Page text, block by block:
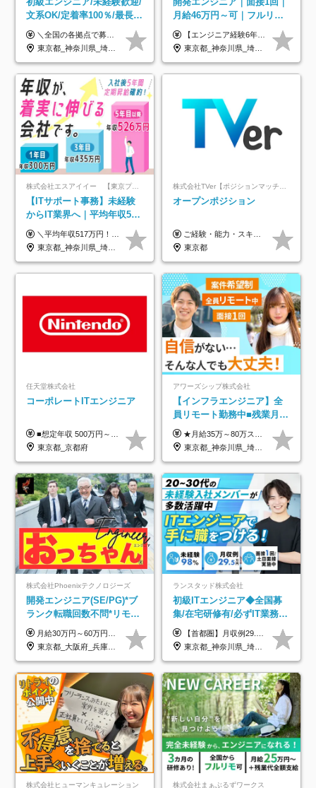
文系OK/定着率100％/最長1
年の自社ITスクール研修あ
り/年休130日
＼全国の各拠点で募集中！／ 給与は以下の通り、勤務地により異なります。 札幌：月給23万円～27万円 仙台：月給22万円～26万円 新潟：月給22万円～26万円 東京：月給26万円～30万円 大阪：月給24万円～29万円 福岡：月給23.5万円～27万円 沖縄：月給21万円～26万円 ◎給与は知識や経験を考慮して決定します。 ◎残業は別途全額支給します。 ◎試用期間12カ月あり（給与は以下の通りです。その他条件に変更はありません） （試用期間の給与） 札幌：月給18.6万円～ 仙台：月給19万円～ 新潟：月給18万円～ 東京：月給22万円～ 大阪：月給20.8万円～ 福岡：月給19万円～ 沖縄：月給18万円～
東京都_神奈川県_埼玉県_千葉県_大阪府_愛知県_北海道_青森県_岩手県_宮城県_秋田県_山形県_福島県_茨城県_栃木県_群馬県_新潟県_山梨県_長野県_富山県_石川県_福井県_静岡県_岐阜県_三重県_兵庫県_京都府_滋賀県_奈良県_和歌山県_広島県_岡山県_鳥取県_島根県_山口県_徳島県_香川県_愛媛県_高知県_福岡県_熊本県_佐賀県_長崎県_大分県_宮崎県_鹿児島県_沖縄県
月給46万円～可｜フルリモ
ートも可｜案件選択制｜定
着率96％以上｜副業OK｜住
宅手当
【エンジニア経験6年以上の方】 月給46万円～100万円（固定残業代含む） ※上記月給には月30時間分の固定残業代（月8万7,400円～月19万円）を含む。超過分は全額支給。 【エンジニア経験4年以上の方】 月給42万円～100万円（固定残業代含む） ※上記月給には月30時間分の固定残業代（月7万9,800円～月19万円）を含む。超過分は全額支給。 【エンジニア経験4年未満の方】 月給38万円～100万円（固定残業代含む） ※上記月給には月30時間分の固定残業代（月7万2,200円～月19万円）を含む。超過分は全額支給。 ※経験、スキル、前職給与などを踏まえて決定。 ◆ルトラの給与制度のポイント！◆ ・社員の95%が入社時に年収UP！最高で300万円UPの実績も ・平均還元率86.3%（交通費・住宅手当・会社負担分の社保も含む） ・人柄やポテンシャルを評価し、スキル以上の希望年収を提示することも ・退職金制度やリファラル手当（平均50万円）あり
東京都_神奈川県_埼玉県_千葉県_大阪府_愛知県_北海道_青森県_岩手県_宮城県_秋田県_山形県_福島県_茨城県_栃木県_群馬県_新潟県_山梨県_長野県_富山県_石川県_福井県_静岡県_岐阜県_三重県_兵庫県_京都府_滋賀県_奈良県_和歌山県_広島県_岡山県_鳥取県_島根県_山口県_徳島県_香川県_愛媛県_高知県_福岡県_熊本県_佐賀県_長崎県_大分県_宮崎県_鹿児島県_沖縄県
株式会社エスアイイー 【東京プロマーケット上場】
【ITサポート事務】未経験
からIT業界へ｜平均年収517
万円｜ホワイト企業認定｜
年休134日｜リモートOK
＼平均年収517万円！入社5年目まで毎年必ず昇給／ ■賞与年3回 ■年収800万円以上も可 ■入社3年以上の平均年収469.2万円 月給23万2000円以上＋賞与年3回＋各種手当 ☆入社5年目まで最大1万5000円の定期昇給を確約 ┃各種手当充実 ・規定の資格を取得すれば、2000円～5万円を毎月支給（2万4000円～60万円／年） ・研修中に取得した取得率95％の資格でも研修後の給料UP ※月給は年齢・経験・能力を考慮して、優遇いたします ※上記月給金額は固定残業代（20時間/3万1300円円以上）を含み、超過分は別途支給いたします ※試用期間（6ヶ月）は月給に変動はありますが、その他待遇に差異はありません ├入社後1ヶ月～3ヶ月間は、月給20万1900円となります └上記金額は固定残業代（10時間／1万6000円）を含み、超過分は別途支給いたします
東京都_神奈川県_埼玉県_千葉県_大阪府_愛知県_北海道_青森県_岩手県_宮城県_秋田県_山形県_福島県_茨城県_栃木県_群馬県_新潟県_山梨県_長野県_富山県_石川県_福井県_静岡県_岐阜県_三重県_兵庫県_京都府_滋賀県_奈良県_和歌山県_広島県_岡山県_鳥取県_島根県_山口県_徳島県_香川県_愛媛県_高知県_福岡県_熊本県_佐賀県_長崎県_大分県_宮崎県_鹿児島県_沖縄県
株式会社TVer【ポジションマッチ登録】
オープンポジション
ご経験・能力・スキル等により、当社基準にて優遇・相談のうえ決定いたします。
東京都
任天堂株式会社
コーポレートITエンジニア
■想定年収 500万円～900万円 月給制 月給278,000円～ ※残業が発生した場合、残業代を別途全額支給します ※試用期間2ヶ月あり(待遇や給与に差異はありません)
東京都_京都府
アワーズシップ株式会社
【インフラエンジニア】全
員リモート勤務中■残業月
3h■最大3ヶ月の連休あり■
年休126日■20～30代活躍
中！
★月給35万～80万スタートも可 【未経験の方】 ■月給26万～80万＋賞与年2回（年2ヶ月分） 【何かしらのインフラエンジニア経験をお持ちの方】 ■月給35万～80万＋賞与年2回（年2ヶ月分） ※スキル・経験などを考慮し決定します ※試用期間6ヶ月あり。期間中は契約社員となります。その他の待遇に差異はありません（試用期間終了後、昇給の可能性あり） ※上記金額には固定残業代（月30時間分／4万9600円～15万2600円）を含みます。超過分は別途支給いたします。 ＼頑張りはインセンティブで還元！／ クライアントに貢献度を評価され、当社のエンジニアが追加で案件に参画することになるなど、会社にとって利益になる行動はしっかり評価します。 会社の成長に貢献できていることを実感でき、「もっと頑張ろう」と思える体制づくりを整えています！
東京都_神奈川県_埼玉県_千葉県_大阪府
株式会社Phoenixテクノロジーズ
開発エンジニア(SE/PG)*ブ
ランク転職回数不問*リモー
ト案件多数*残業ほぼ0*通院
のための半休制度あり
月給30万円～60万円+住宅手当+職能手当+役職手当+決算賞与+報奨金 ※経験・能力を考慮し、優遇します ※給与には20時間分のみなし時間外手当(3万7000円以上)を含みます(超過時間分は別途追加支給) ※試用期間3～6ヵ月あり(その間の給与、待遇に差異なし) ※場合によって契約社員での採用の可能性あり(面接時に応相談)
東京都_大阪府_兵庫県_京都府_福岡県
ランスタッド株式会社
初級ITエンジニア◆全国募
集/在宅研修有/必ずIT業務配
属/月収例29.5万円/Web面接
1回/SE
【首都圏】月収例29.5万円（月給26万円＋諸手当） 【東海・関西】月収例28.5万円（月給25万円＋諸手当） 【九州】月収例26万円（月給23万円＋諸手当） ※経験・スキル・前職給与を踏まえ、総合的に判断して決定します。 例：首都圏 月収例31万円（月給27万円＋諸手当） ◆各種手当 ・通勤手当（上限4万円まで） ・残業代手当（1分単位で全額支給） ※固定残業代制は採用しておりません ・深夜勤務手当 ・資格取得支援（ランクに応じてお祝い金1万円～10万円を支給） ◆昇給：年1回 ◆補足 ・研修中1ヶ月間は、時給1670円となります。 ・試用期間6ヶ月あり。その間の待遇に変更はありません。 ※詳細は面接時にご案内します。
東京都_神奈川県_埼玉県_千葉県_大阪府_愛知県_兵庫県_京都府_福岡県
株式会社ヒューマンキュレーション 株式会社まぁぶるずワークス